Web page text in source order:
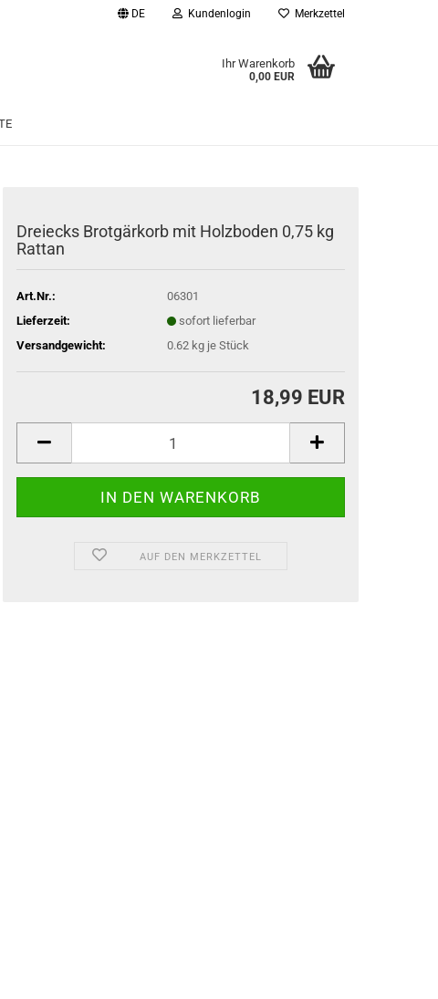
DE Kundenlogin
erstellen
vergessen?
Merkzettel
Ihr Warenkorb
0,00 EUR
Dreiecks Brotgärkorb mit Holzboden 0,75 kg
Rattan
Art.Nr.:
06301
Lieferzeit:
sofort lieferbar
Versandgewicht:
0.62 kg je Stück
18,99 EUR
AUF DEN MERKZETTEL